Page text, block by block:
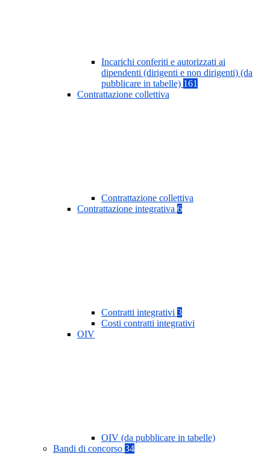
Incarichi conferiti e autorizzati ai
dipendenti (dirigenti e non dirigenti) (da
pubblicare in tabelle) 161
Contrattazione collettiva
Contrattazione collettiva
Contrattazione integrativa 6
Contratti integrativi 3
Costi contratti integrativi
OIV
OIV (da pubblicare in tabelle)
Bandi di concorso 34